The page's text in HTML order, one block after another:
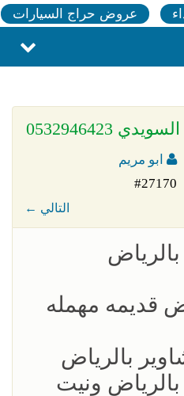
عروض حراج السيارات
ابو مريم
#27170
← التالي
قديمه مهمله
بالرياض
ونيت